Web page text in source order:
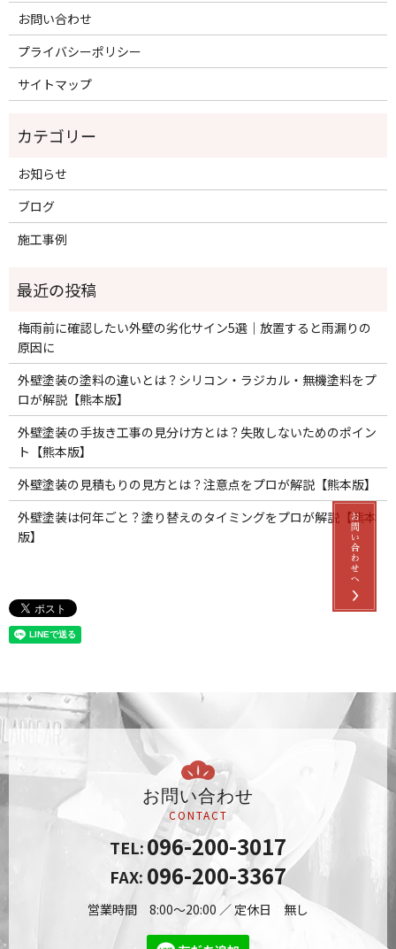
お問い合わせ
プライバシーポリシー
サイトマップ
お知らせ
ブログ
施工事例
梅雨前に確認したい外壁の劣化サイン5選｜放置すると雨漏りの
原因に
外壁塗装の塗料の違いとは？シリコン・ラジカル・無機塗料をプ
ロが解説【熊本版】
外壁塗装の手抜き工事の見分け方とは？失敗しないためのポイン
ト【熊本版】
外壁塗装の見積もりの見方とは？注意点をプロが解説【熊本版】
外壁塗装は何年ごと？塗り替えのタイミングをプロが解説【熊本
版】
お問い合わせ
CONTACT
TEL:096-200-3017
FAX: 096-200-3367
営業時間 8:00～20:00 ／ 定休日 無し